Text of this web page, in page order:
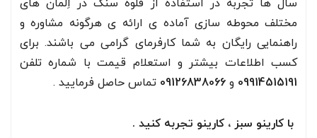
سال ها تجربه در استفاده از قلوه سنگ در اِلمان های
مختلف محوطه سازی آماده ی ارائه ی هرگونه مشاوره و
راهنمایی رایگان به شما کارفرمای گرامی می باشند. برای
کسب اطلاعات بیشتر و استعلام قیمت با شماره تلفن
09914515191 و 09126838066 تماس حاصل فرمایید .
با کارینو سبز ، کارینو تجربه کنید .